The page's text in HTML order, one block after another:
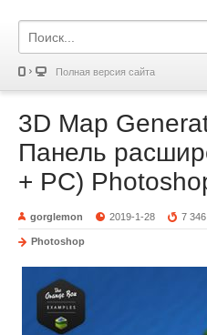
Полная версия сайта
3D Map
Панель
+ PC)
gorglemon 2019-1-28 7 346
Photoshop